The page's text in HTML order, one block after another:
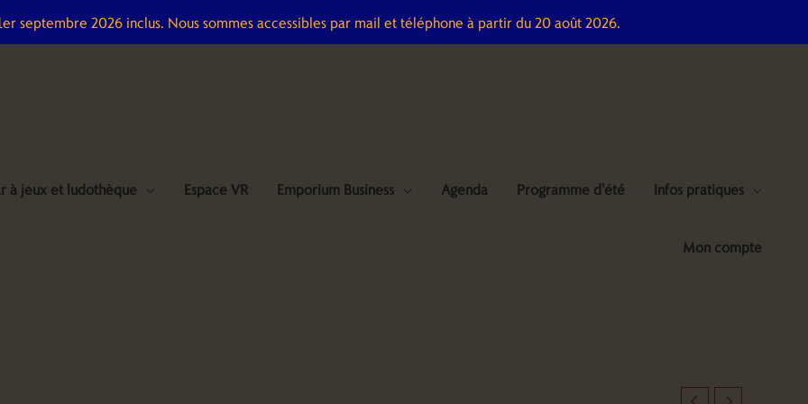
septembre 2026 inclus. Nous sommes accessibles par mail et téléphone à partir du 20 août 2026.
à jeux et ludothèque Espace VR Emporium Business Agenda Programme d’été Infos pratiques
Mon compte